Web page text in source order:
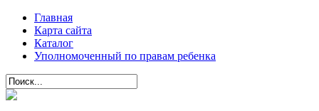
Главная
Карта сайта
Каталог
Уполномоченный по правам ребенка